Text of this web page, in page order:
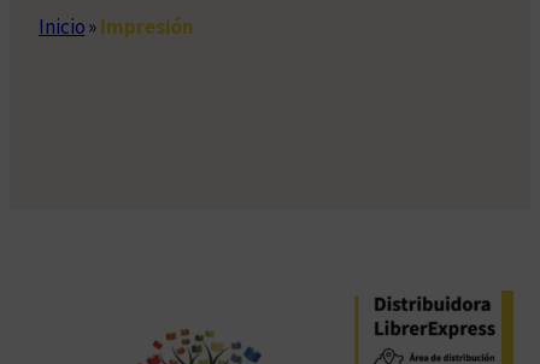
Inicio»Impresión